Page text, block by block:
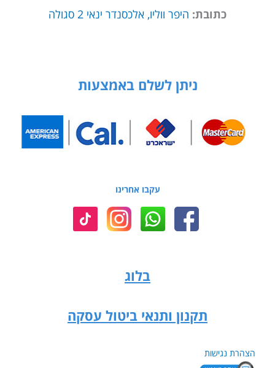
כתובת: היפר ווליו, אלכסנדר ינאי 2 סגולה
ניתן לשלם באמצעות
עקבו אחרינו
בלוג
תקנון ותנאי ביטול עסקה
הצהרת נגישות